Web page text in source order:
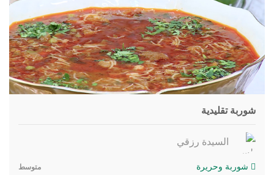
شوربة تقليدية
السيدة رزقي
شوربة وحريرة متوسط